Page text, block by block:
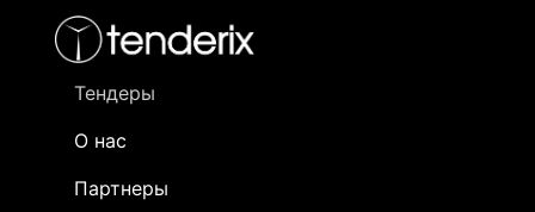
Тендеры
О нас
Партнеры
- активный лот
- сохраненный лот (не опубликован)